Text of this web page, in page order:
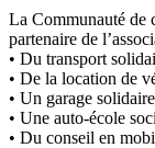
La Communauté de
partenaire de
• Du transport
• De la location de
• Un garage
• Une auto-école
• Du conseil en